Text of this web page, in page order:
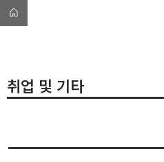
취업 및 기타